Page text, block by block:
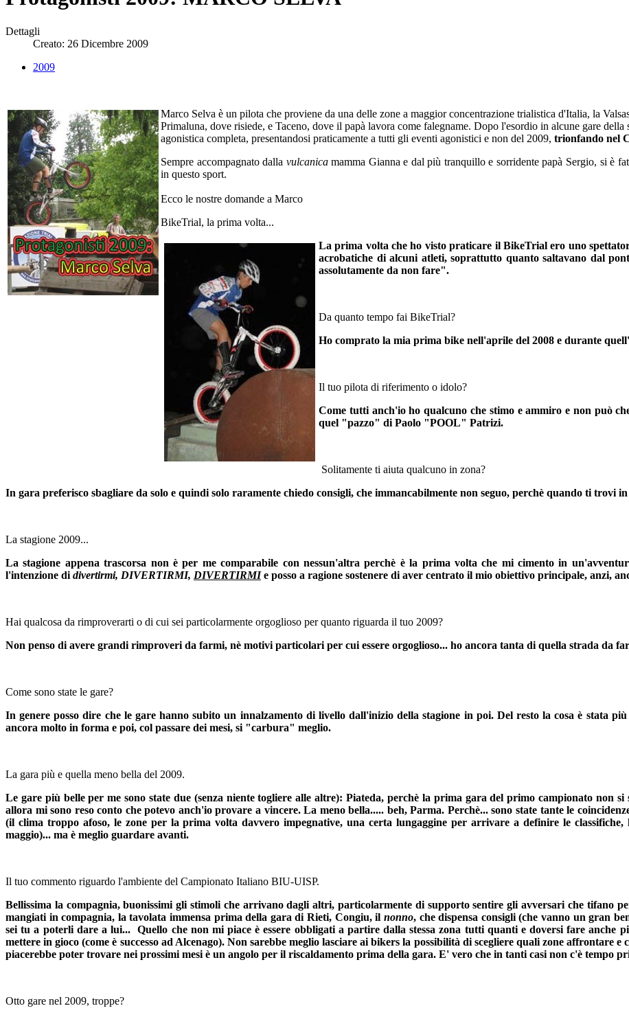
Dettagli
Creato: 26 Dicembre 2009
2009
Marco Selva è un pilota che proviene da una delle zone a maggior concentrazione trialistica d'Italia, la
Primaluna, dove risiede, e Taceno, dove il papà lavora come falegname. Dopo l'esordio in alcune gare della
agonistica completa, presentandosi praticamente a tutti gli eventi agonistici e non del 2009, trionfando nel
Sempre accompagnato dalla vulcanicamamma Gianna e dal più tranquillo e sorridente papà Sergio, si è
in questo sport.
Ecco le nostre domande a Marco
BikeTrial, la prima volta...
La prima volta che ho visto praticare il BikeTrial ero uno
acrobatiche di alcuni atleti, soprattutto quanto saltavano dal
assolutamente da non fare".
Da quanto tempo fai BikeTrial?
Ho comprato la mia prima bike nell'aprile del 2008 e durante
Il tuo pilota di riferimento o idolo?
Come tutti anch'io ho qualcuno che stimo e ammiro e non può
quel "pazzo" di Paolo "POOL" Patrizi.
Solitamente ti aiuta qualcuno in zona?
In gara preferisco sbagliare da solo e quindi solo raramente chiedo consigli, che immancabilmente non seguo, perchè quando ti trovi
La stagione 2009...
La stagione appena trascorsa non è per me comparabile con nessun'altra perchè è la prima volta che mi cimento in
l'intenzione di divertirmi, DIVERTIRMI, DIVERTIRMIe posso a ragione sostenere di aver centrato il mio obiettivo principale, anzi,
Hai qualcosa da rimproverarti o di cui sei particolarmente orgoglioso per quanto riguarda il tuo 2009?
Non penso di avere grandi rimproveri da farmi, nè motivi particolari per cui essere orgoglioso... ho ancora tanta di quella strada da
Come sono state le gare?
In genere posso dire che le gare hanno subito un innalzamento di livello dall'inizio della stagione in poi. Del resto la cosa è stata
ancora molto in forma e poi, col passare dei mesi, si "carbura" meglio.
La gara più e quella meno bella del 2009.
Le gare più belle per me sono state due (senza niente togliere alle altre): Piateda, perchè la prima gara del primo campionato non si
allora mi sono reso conto che potevo anch'io provare a vincere. La meno bella..... beh, Parma. Perchè... sono state tante le
(il clima troppo afoso, le zone per la prima volta davvero impegnative, una certa lungaggine per arrivare a definire le classifiche,
maggio)... ma è meglio guardare avanti.
Il tuo commento riguardo l'ambiente del Campionato Italiano BIU-UISP.
Bellissima la compagnia, buonissimi gli stimoli che arrivano dagli altri, particolarmente di supporto sentire gli avversari che tifano
mangiati in compagnia, la tavolata immensa prima della gara di Rieti, Congiu, il nonno, che dispensa consigli (che vanno un gran
sei tu a poterli dare a lui... Quello che non mi piace è essere obbligati a partire dalla stessa zona tutti quanti e doversi fare anche
mettere in gioco (come è successo ad Alcenago). Non sarebbe meglio lasciare ai bikers la possibilità di scegliere quali zone affrontare
piacerebbe poter trovare nei prossimi mesi è un angolo per il riscaldamento prima della gara. E' vero che in tanti casi non c'è tempo
Otto gare nel 2009, troppe?